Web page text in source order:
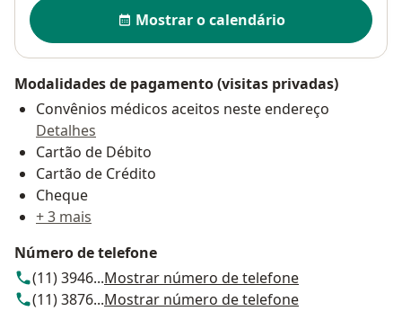
Disponibilidade
Mostrar o calendário
Modalidades de pagamento (visitas privadas)
Convênios médicos aceitos neste endereço
Detalhes
Cartão de Débito
Cartão de Crédito
Cheque
+ 3 mais
Número de telefone
(11) 3946...Mostrar número de telefone
(11) 3876...Mostrar número de telefone